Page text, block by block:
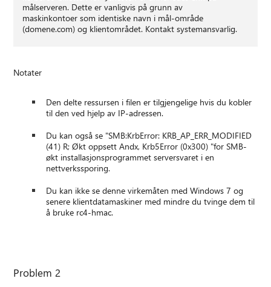
målserveren. Dette er vanligvis på grunn av
maskinkontoer som identiske navn i mål-område
(domene.com) og klientområdet. Kontakt systemansvarlig.
Notater
Den delte ressursen i filen er tilgjengelige hvis du kobler
til den ved hjelp av IP-adressen.
Du kan også se "SMB:KrbError: KRB_AP_ERR_MODIFIED
(41) R; Økt oppsett Andx, Krb5Error (0x300) "for SMB-
økt installasjonsprogrammet serversvaret i en
nettverkssporing.
Du kan ikke se denne virkemåten med Windows 7 og
senere klientdatamaskiner med mindre du tvinge dem til
å bruke rc4-hmac.
Problem 2